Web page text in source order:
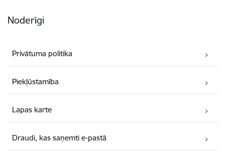
Noderīgi
Privātuma politika
Piekļūstamība
Lapas karte
Draudi, kas saņemti e-pastā